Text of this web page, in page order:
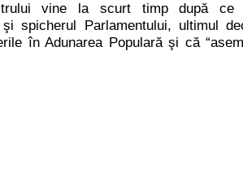
vine la scurt timp după ce
şi spicherul Parlamentului, ultimul
în Adunarea Populară şi că